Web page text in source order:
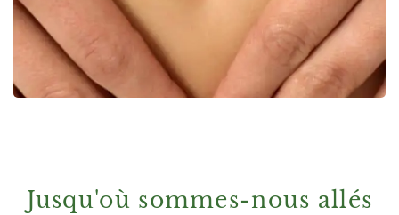
Jusqu'où sommes-nous allés